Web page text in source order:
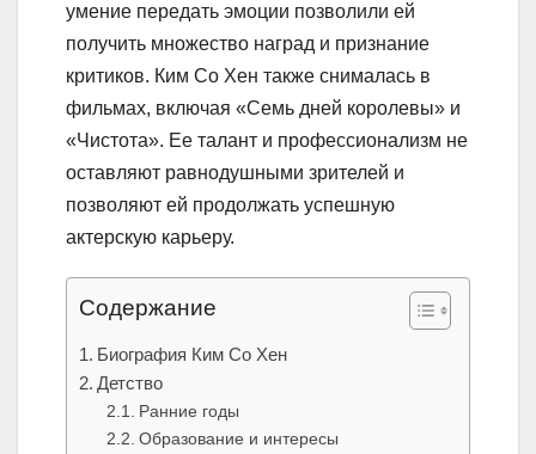
умение передать эмоции позволили ей
получить множество наград и признание
критиков. Ким Со Хен также снималась в
фильмах, включая «Семь дней королевы» и
«Чистота». Ее талант и профессионализм не
оставляют равнодушными зрителей и
позволяют ей продолжать успешную
актерскую карьеру.
Содержание
Биография Ким Со Хен
Детство
Ранние годы
Образование и интересы